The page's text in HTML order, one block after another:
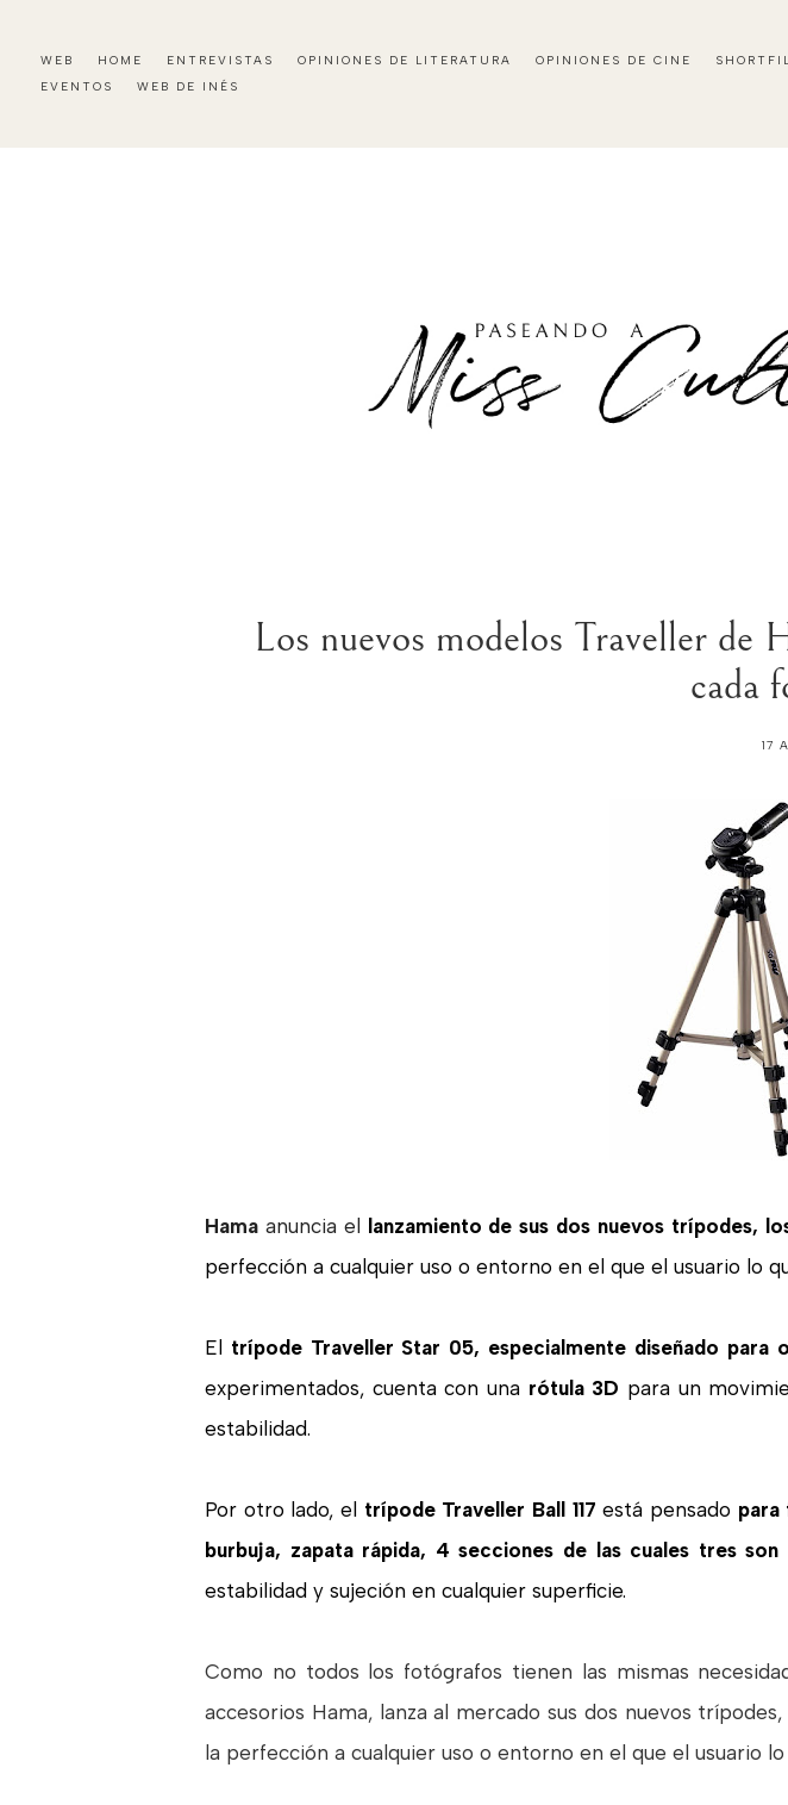
WEB HOME ENTREVISTAS OPINIONES DE LITERATURA OPINIONES DE CINE
EVENTOS
WEB DE INÉS
Los nuevos modelos Traveller de
cada
17
Hamaanuncia el lanzamiento de sus dos nuevos trípodes,
perfección a cualquier uso o entorno en el que el usuario lo
El trípode Traveller Star 05, especialmente diseñado para
experimentados, cuenta con una rótula 3D para un
estabilidad.
Por otro lado, el trípode Traveller Ball 117 está pensado para
burbuja, zapata rápida, 4 secciones de las cuales tres
estabilidad y sujeción en cualquier superficie.
Como no todos los fotógrafos tienen las mismas
accesorios Hama, lanza al mercado sus dos nuevos
la perfección a cualquier uso o entorno en el que el usuario